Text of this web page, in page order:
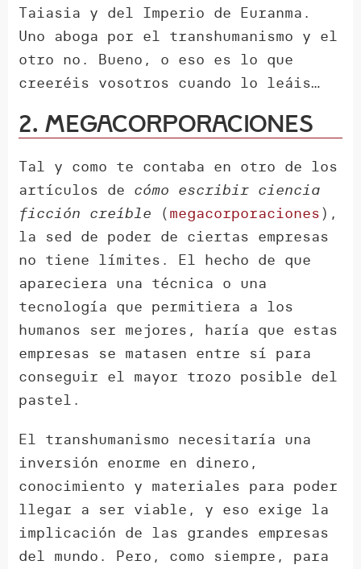
Taiasia y del Imperio de Euranma.
Uno aboga por el transhumanismo y el
otro no. Bueno, o eso es lo que
creeréis vosotros cuando lo leáis…
2. Megacorporaciones
Tal y como te contaba en otro de los
artículos de cómo escribir ciencia
ficción creíble (megacorporaciones),
la sed de poder de ciertas empresas
no tiene límites. El hecho de que
apareciera una técnica o una
tecnología que permitiera a los
humanos ser mejores, haría que estas
empresas se matasen entre sí para
conseguir el mayor trozo posible del
pastel.
El transhumanismo necesitaría una
inversión enorme en dinero,
conocimiento y materiales para poder
llegar a ser viable, y eso exige la
implicación de las grandes empresas
del mundo. Pero, como siempre, para